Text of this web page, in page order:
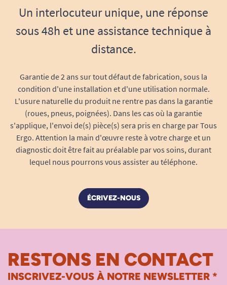
Voir tous les produits pour m'aider à me souvenir.
Voir tous les produits pour m'aider à me sentir en sécurité.
Un interlocuteur unique, une réponse
sous 48h et une assistance technique à
distance.
Garantie de 2 ans sur tout défaut de fabrication, sous la
condition d'une installation et d'une utilisation normale.
L'usure naturelle du produit ne rentre pas dans la garantie
(roues, pneus, poignées). Dans les cas où la garantie
s'applique, l'envoi de(s) pièce(s) sera pris en charge par Tous
Ergo. Attention la main d'œuvre reste à votre charge et un
diagnostic doit être fait au préalable par vos soins, durant
lequel nous pourrons vous assister au téléphone.
ÉCRIVEZ-NOUS
RESTONS EN CONTACT
INSCRIVEZ-VOUS À NOTRE NEWSLETTER *